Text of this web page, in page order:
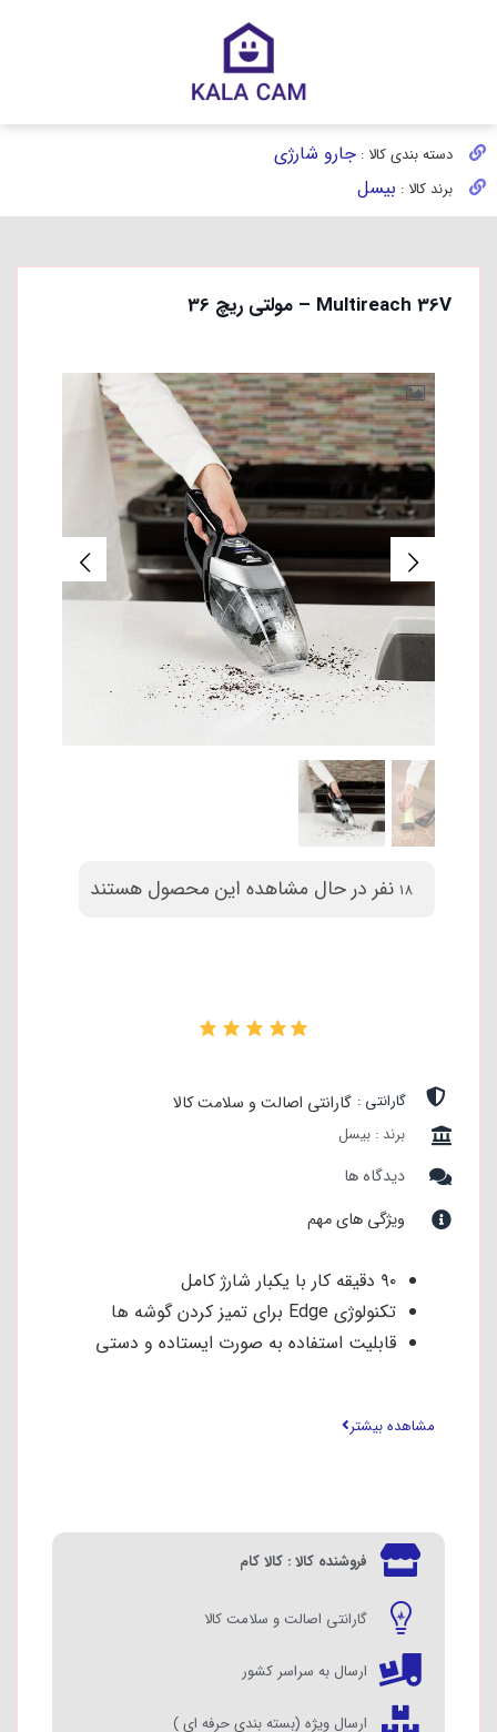
دسته بندی کالا : جارو شارژی
برند کالا : بیسل
Multireach 36V – مولتی ریچ 36
18 نفر در حال مشاهده این محصول هستند
گارانتی : گارانتی اصالت و سلامت کالا
برند : بیسل
دیدگاه ها
ویژگی های مهم
۹۰ دقيقه کار با یکبار شارژ کامل
تکنولوژی Edge برای تمیز کردن گوشه ها
قابلیت استفاده به صورت ایستاده و دستی
مشاهده بیشتر
فروشنده کالا : کالا کام
گارانتی اصالت و سلامت کالا
ارسال به سراسر کشور
ارسال ویژه (بسته بندی حرفه ای )